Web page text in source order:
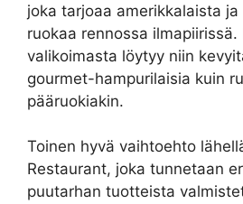
joka tarjoaa amerikkalaista
ruokaa rennossa ilmapiirissä.
valikoimasta löytyy niin
gourmet-hampurilaisia kuin
pääruokiakin.
Toinen hyvä vaihtoehto
Restaurant, joka tunnetaan
puutarhan tuotteista